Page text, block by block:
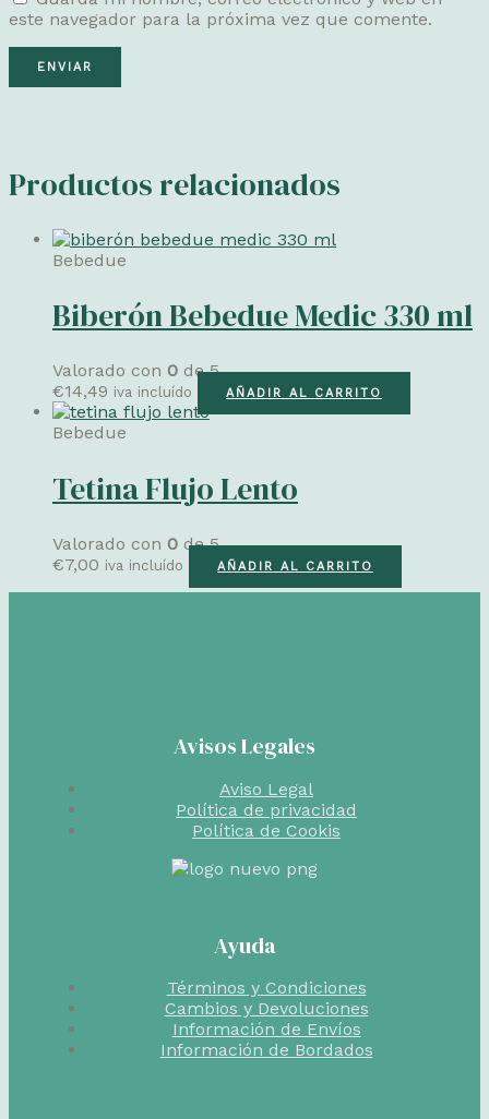
este navegador para la próxima vez que comente.
Productos relacionados
Bebedue
Biberón Bebedue Medic 330 ml
Valorado con 0 de 5
€14,49 iva incluído AÑADIR AL CARRITO
Bebedue
Tetina Flujo Lento
Valorado con 0 de 5
€7,00 iva incluído AÑADIR AL CARRITO
Avisos Legales
Aviso Legal
Política de privacidad
Política de Cookis
Ayuda
Términos y Condiciones
Cambios y Devoluciones
Información de Envíos
Información de Bordados